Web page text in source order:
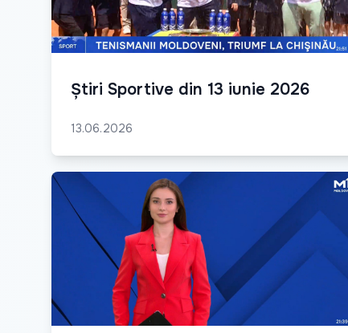
Știri Sportive din 13 iunie 2026
13.06.2026